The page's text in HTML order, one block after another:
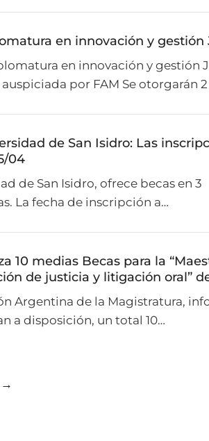
en innovación y gestión
en innovación y gestión
por FAM Se otorgarán 2
de San Isidro: Las
04
de San Isidro, ofrece becas en 3
La fecha de inscripción a…
10 medias Becas para la
de justicia y litigación oral”
Argentina de la Magistratura,
a disposición, un total 10…
→